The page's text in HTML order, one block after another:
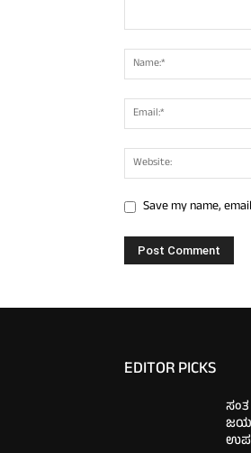
Save my name,
EDITOR PICKS